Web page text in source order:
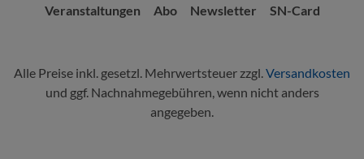
Veranstaltungen
Abo Newsletter SN-Card
Alle Preise inkl. gesetzl. Mehrwertsteuer zzgl.Versandkosten
und ggf. Nachnahmegebühren, wenn nicht anders
angegeben.